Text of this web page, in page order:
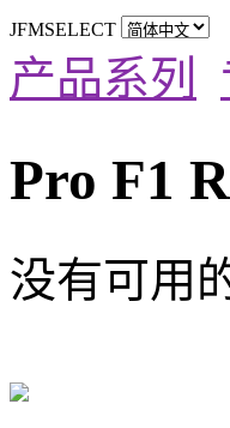
JFMSELECT
产品系列
Pro F1
没有可用